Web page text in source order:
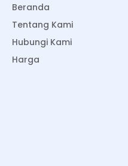
Beranda
Tentang Kami
Hubungi Kami
Harga